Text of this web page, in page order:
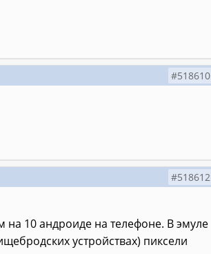
#518610
#518612
на 10 андроиде на телефоне. В эмуле
устройствах) пиксели